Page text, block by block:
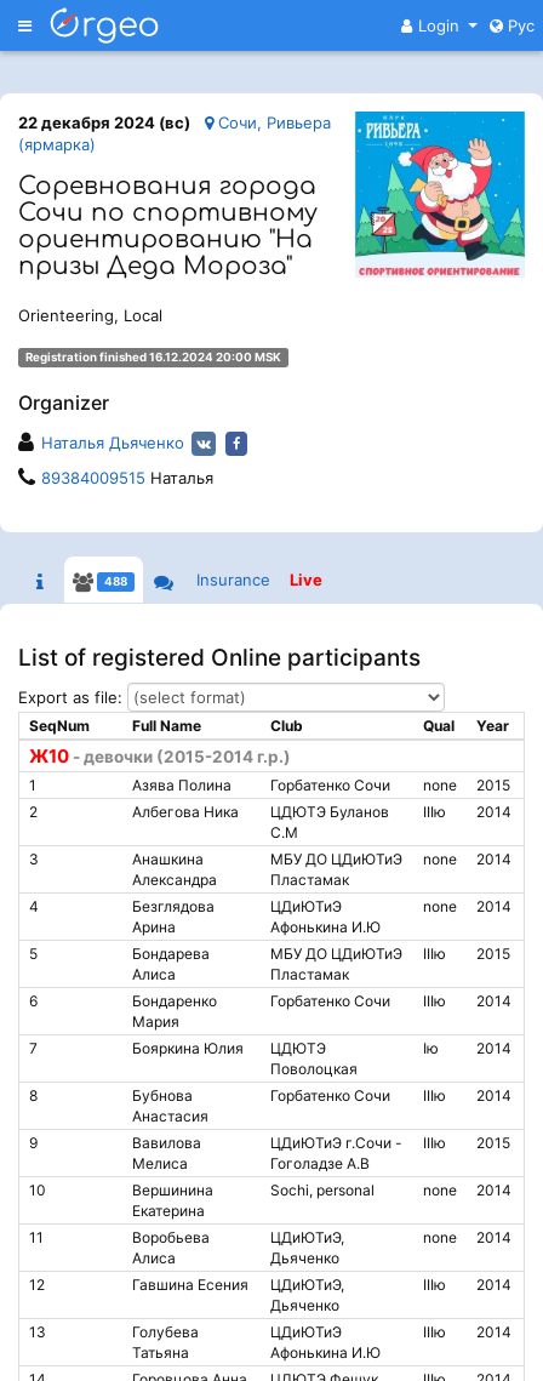
Меню Login Рус
22 декабря 2024 (вс)
Сочи, Ривьера
(ярмарка)
Соревнования города
Сочи по спортивному
ориентированию "На
призы Деда Мороза"
Orienteering, Local
Registration finished 16.12.2024 20:00 MSK
Organizer
Наталья Дьяченко
89384009515 Наталья
488 Insurance Live
List of registered Online participants
Export as file:
Ж10 - девочки (2015-2014 г.р.)
SeqNum Full Name Club Qual Year
1 Азява Полина Горбатенко Сочи none
2015
2
Албегова Ника
ЦДЮТЭ Буланов
С.М
IIIю 2014
3
Анашкина
Александра
МБУ ДО ЦДиЮТиЭ
Пластамак
none 2014
4
Безглядова
Арина
ЦДиЮТиЭ
Афонькина И.Ю
none 2014
5
Бондарева
Алиса
МБУ ДО ЦДиЮТиЭ
Пластамак
IIIю 2015
6
Бондаренко
Мария
Горбатенко Сочи IIIю 2014
7 Бояркина Юлия
ЦДЮТЭ
Поволоцкая
Iю 2014
8
Бубнова
Анастасия
Горбатенко Сочи IIIю 2014
9
Вавилова
Мелиса
ЦДиЮТиЭ г.Сочи -
Гоголадзе А.В
IIIю 2015
10
Вершинина
Екатерина
Sochi, personal none 2014
11
Воробьева
Алиса
ЦДиЮТиЭ,
Дьяченко
none 2014
12 Гавшина Есения
ЦДиЮТиЭ,
Дьяченко
IIIю 2014
13
Голубева
Татьяна
ЦДиЮТиЭ
Афонькина И.Ю
IIIю 2014